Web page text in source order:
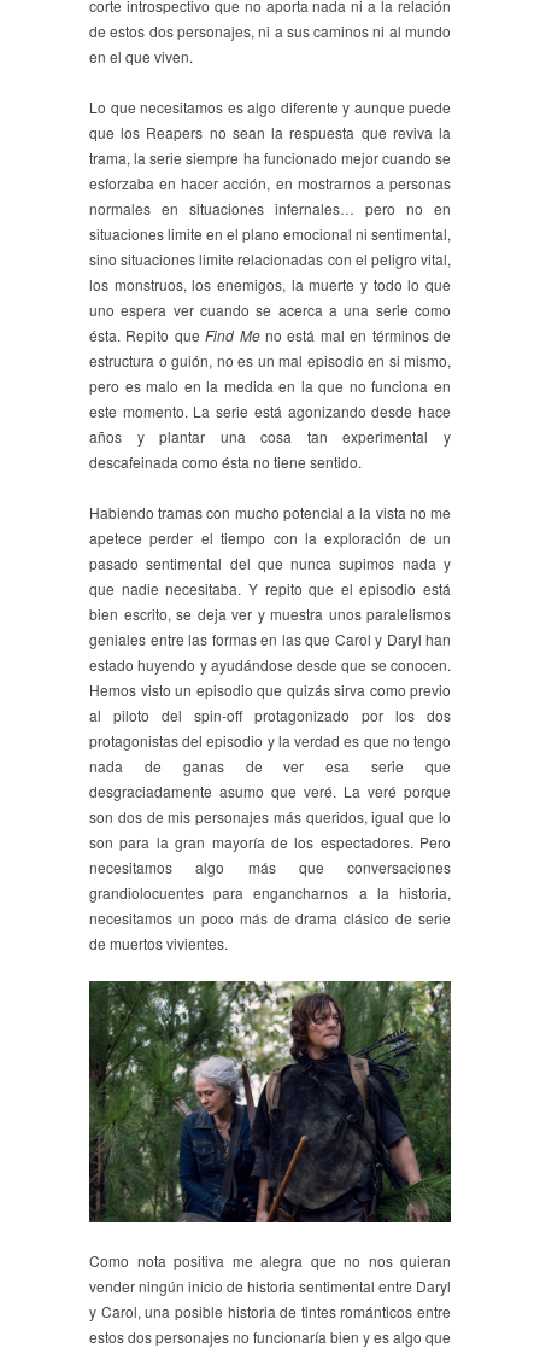
corte introspectivo que no aporta nada ni a la relación
de estos dos personajes, ni a sus caminos ni al mundo
en el que viven.
Lo que necesitamos es algo diferente y aunque puede
que los Reapers no sean la respuesta que reviva la
trama, la serie siempre ha funcionado mejor cuando se
esforzaba en hacer acción, en mostrarnos a personas
normales en situaciones infernales… pero no en
situaciones limite en el plano emocional ni sentimental,
sino situaciones limite relacionadas con el peligro vital,
los monstruos, los enemigos, la muerte y todo lo que
uno espera ver cuando se acerca a una serie como
ésta. Repito queFind Meno está mal en términos de
estructura o guión, no es un mal episodio en si mismo,
pero es malo en la medida en la que no funciona en
este momento. La serie está agonizando desde hace
años y plantar una cosa tan experimental y
descafeinada como ésta no tiene sentido.
Habiendo tramas con mucho potencial a la vista no me
apetece perder el tiempo con la exploración de un
pasado sentimental del que nunca supimos nada y
que nadie necesitaba. Y repito que el episodio está
bien escrito, se deja ver y muestra unos paralelismos
geniales entre las formas en las que Carol y Daryl han
estado huyendo y ayudándose desde que se conocen.
Hemos visto un episodio que quizás sirva como previo
al piloto del spin-off protagonizado por los dos
protagonistas del episodio y la verdad es que no tengo
nada de ganas de ver esa serie que
desgraciadamente asumo que veré. La veré porque
son dos de mis personajes más queridos, igual que lo
son para la gran mayoría de los espectadores. Pero
necesitamos algo más que conversaciones
grandiolocuentes para engancharnos a la historia,
necesitamos un poco más de drama clásico de serie
de muertos vivientes.
Como nota positiva me alegra que no nos quieran
vender ningún inicio de historia sentimental entre Daryl
y Carol, una posible historia de tintes románticos entre
estos dos personajes no funcionaría bien y es algo que